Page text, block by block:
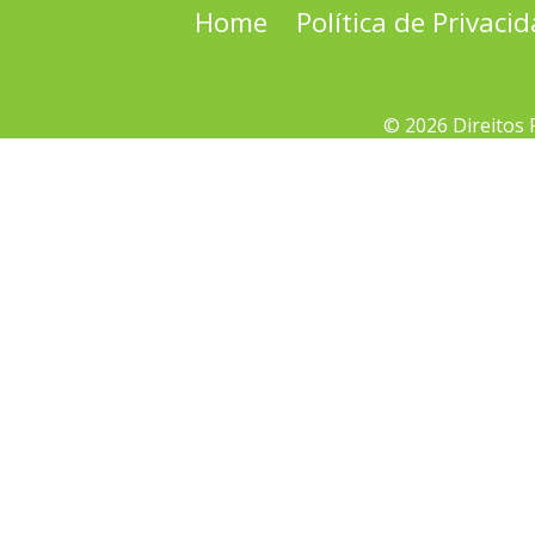
Home Política de
© 2026 Direitos